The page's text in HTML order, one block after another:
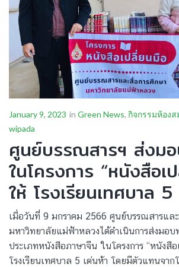
January 9, 2023 in Green News, กิจกรรมห้องส
wipada
ศูนย์บรรณสารฯ ส่งม
ในโครงการ “หนังสือเ
ให้ โรงเรียนเทศบาล
เมื่อวันที่ 9 มกราคม 2566 ศูนย์บรรณสารแล
มหาวิทยาลัยแม่ฟ้าหลวงได้ดำเนินการส่งมอบ
ประเภทหนังสือภาษาจีน ในโครงการ “หนังสื
โรงเรียนเทศบาล 5 เด่นห้า โดยมีตัวแทนจาก